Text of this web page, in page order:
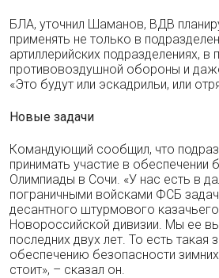
БЛА, уточнил Шаманов, ВДВ
применять не только в
артиллерийских подразделениях, в
противовоздушной обороны и
«Это будут или эскадрильи, или
Новые задачи
Командующий сообщил, что
принимать участие в обеспечении
Олимпиады в Сочи. «У нас есть в
пограничными войсками ФСБ
десантного штурмового
Новороссийской дивизии. Мы ее
последних двух лет. То есть такая
обеспечению безопасности
стоит», – сказал он.